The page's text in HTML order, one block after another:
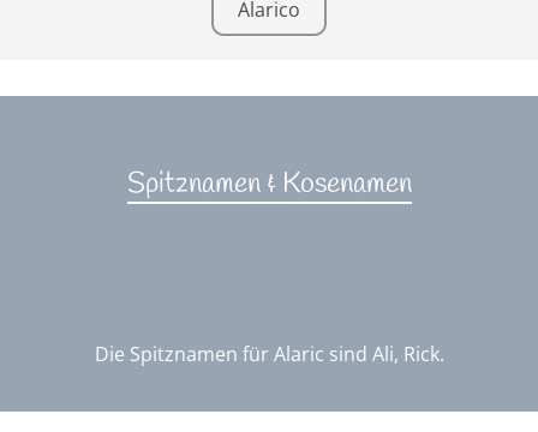
Alarico
Spitznamen & Kosenamen
Die Spitznamen für Alaric sind Ali, Rick.